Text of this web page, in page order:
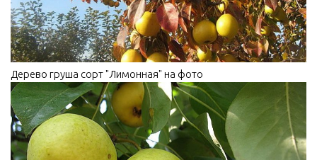
Дерево груша сорт "Лимонная" на фото